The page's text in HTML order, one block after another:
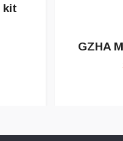
kit
GZHA